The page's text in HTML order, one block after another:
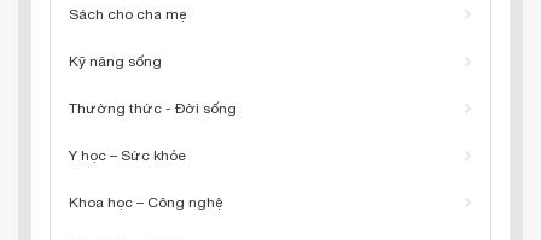
Sách cho cha mẹ
Kỹ năng sống
Thường thức - Đời sống
Y học – Sức khỏe
Khoa học – Công nghệ